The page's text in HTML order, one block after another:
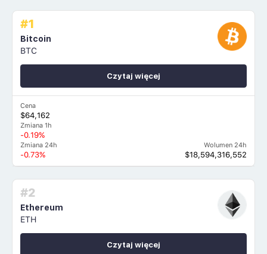
#1
Bitcoin
BTC
Cena
$64,162
Zmiana 1h
-0.19%
Zmiana 24h
-0.73%
Wolumen 24h
$18,594,316,552
Czytaj więcej
#2
Ethereum
ETH
Czytaj więcej